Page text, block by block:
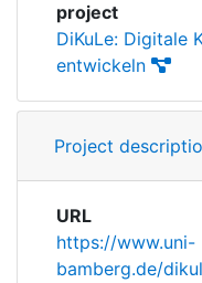
project
DiKuLe: Digitale
entwickeln
Project
URL
https://www.uni-
bamberg.de/